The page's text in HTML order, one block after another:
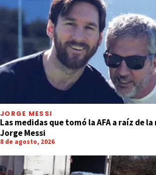
JORGE MESSI
Las medidas que tomó la AFA a raíz de
Jorge Messi
8 de agosto, 2026